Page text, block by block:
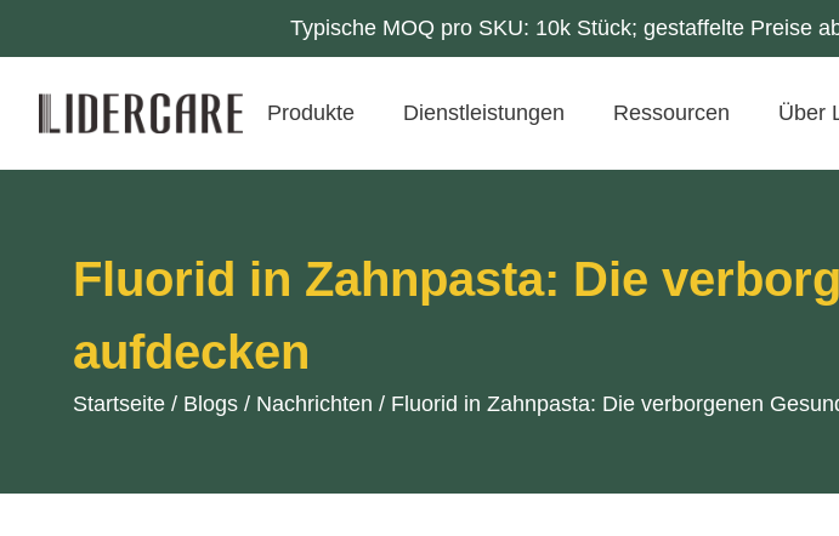
Typische MOQ pro SKU: 10k Stück; gestaffelte Preise
Produkte Dienstleistungen Ressourcen Über
Fluorid in Zahnpasta: Die
aufdecken
Startseite / Blogs / Nachrichten / Fluorid in Zahnpasta: Die verborgenen